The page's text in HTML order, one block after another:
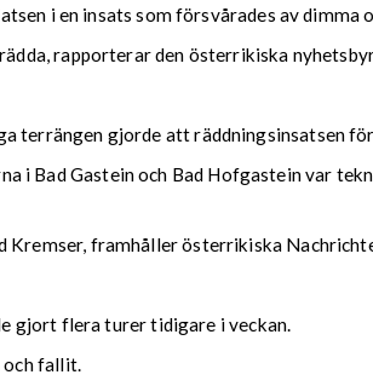
i en insats som försvårades av dimma
rapporterar den österrikiska
terrängen gjorde att räddningsinsatsen
i Bad Gastein och Bad Hofgastein var
Kremser, framhåller österrikiska
gjort flera turer tidigare i veckan.
och fallit.